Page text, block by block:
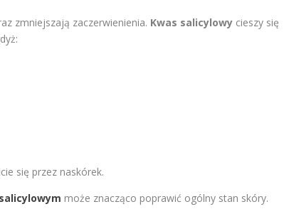
zmniejszają zaczerwienienia. Kwas salicylowy cieszy się
się przez naskórek.
może znacząco poprawić ogólny stan skóry.